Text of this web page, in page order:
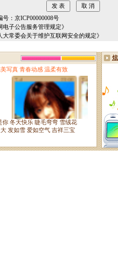
：京ICP00000008号
子公告服务管理规定》
常委会关于维护互联网安全的规定》